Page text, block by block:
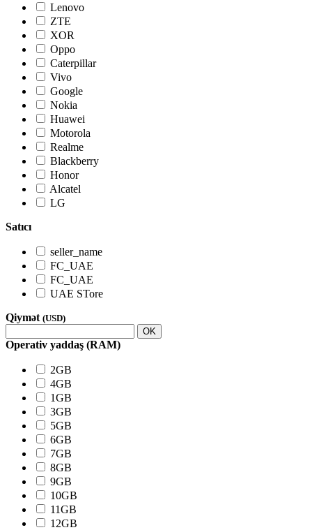
Lenovo
ZTE
XOR
Oppo
Caterpillar
Vivo
Google
Nokia
Huawei
Motorola
Realme
Blackberry
Honor
Alcatel
LG
Satıcı
seller_name
FC_UAE
FC_UAE
UAE STore
Qiymət (USD)
OK
Operativ yaddaş (RAM)
2GB
4GB
1GB
3GB
5GB
6GB
7GB
8GB
9GB
10GB
11GB
12GB